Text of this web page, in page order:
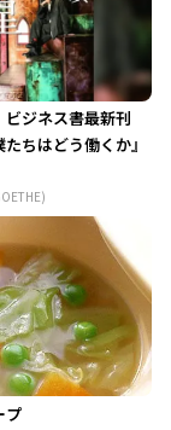
ビジネス書最新刊
ちはどう働くか』
プ